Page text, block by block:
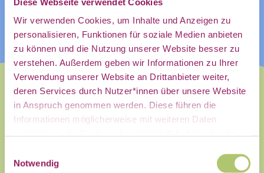
Wir verwenden Cookies, um Inhalte und Anzeigen zu
personalisieren, Funktionen für soziale Medien anbieten
zu können und die Nutzung unserer Website besser zu
verstehen. Außerdem geben wir Informationen zu Ihrer
Verwendung unserer Website an Drittanbieter weiter,
deren Services durch Nutzer*innen über unsere Website
in Anspruch genommen werden. Diese führen die
Informationen möglicherweise mit weiteren Daten
haben.
Notwendig
Dieses Event wurde zuerst auf
direkt in
mein
persönliches